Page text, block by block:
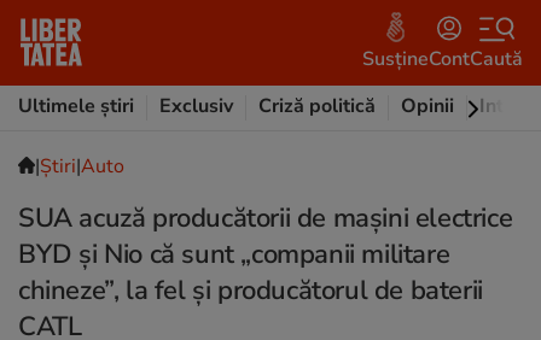
SusțineContCaută
Ultimele știri
Exclusiv Criză politică Opinii
|Ştiri|Auto
SUA acuză producătorii de mașini electrice
BYD și Nio că sunt „companii militare
chineze”, la fel și producătorul de baterii
CATL